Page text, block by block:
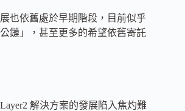
也依舊處於早期階段，目前似乎
鏈」，甚至更多的希望依舊寄託
解決方案的發展陷入焦灼難